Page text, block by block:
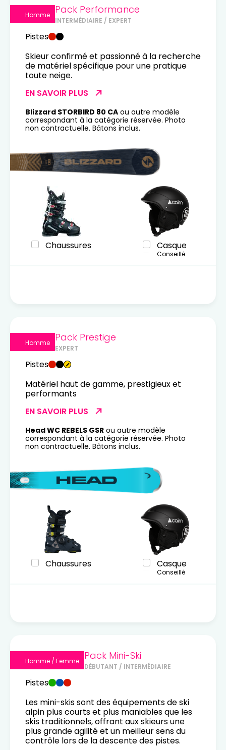
Homme Pack Performance
INTERMÉDIAIRE / EXPERT
Pistes
Skieur confirmé et passionné à la recherche
de matériel spécifique pour une pratique
toute neige.
EN SAVOIR PLUS
Blizzard STORBIRD 80 CA ou autre modèle
correspondant à la catégorie réservée. Photo
non contractuelle. Bâtons inclus.
Chaussures Casque
Conseillé
Homme Pack Prestige
EXPERT
Pistes
Matériel haut de gamme, prestigieux et
performants
EN SAVOIR PLUS
Head WC REBELS GSR ou autre modèle
correspondant à la catégorie réservée. Photo
non contractuelle. Bâtons inclus.
Chaussures Casque
Conseillé
Homme / Femme Pack Mini-Ski
DÉBUTANT / INTERMÉDIAIRE
Pistes
Les mini-skis sont des équipements de ski
alpin plus courts et plus maniables que les
skis traditionnels, offrant aux skieurs une
plus grande agilité et un meilleur sens du
contrôle lors de la descente des pistes.